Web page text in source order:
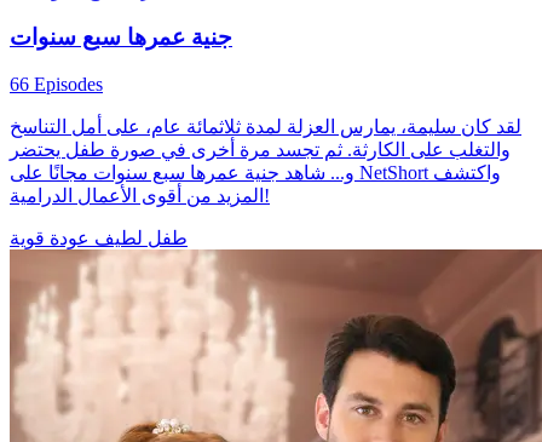
جنية عمرها سبع سنوات
66 Episodes
لقد كان سليمة، يمارس العزلة لمدة ثلاثمائة عام، على أمل التناسخ
والتغلب على الكارثة. ثم تجسد مرة أخرى في صورة طفل يحتضر
و... شاهد جنية عمرها سبع سنوات مجانًا على NetShort واكتشف
المزيد من أقوى الأعمال الدرامية!
طفل لطيف عودة قوية